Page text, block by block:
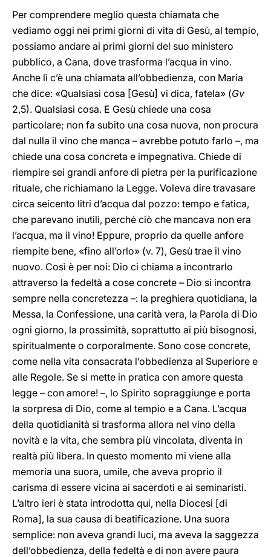
Per comprendere meglio questa chiamata che
vediamo oggi nei primi giorni di vita di Gesù, al tempio,
possiamo andare ai primi giorni del suo ministero
pubblico, a Cana, dove trasforma l’acqua in vino.
Anche lì c’è una chiamata all’obbedienza, con Maria
che dice: «Qualsiasi cosa [Gesù] vi dica, fatela» (Gv
2,5). Qualsiasi cosa. E Gesù chiede una cosa
particolare; non fa subito una cosa nuova, non procura
dal nulla il vino che manca – avrebbe potuto farlo –, ma
chiede una cosa concreta e impegnativa. Chiede di
riempire sei grandi anfore di pietra per la purificazione
rituale, che richiamano la Legge. Voleva dire travasare
circa seicento litri d’acqua dal pozzo: tempo e fatica,
che parevano inutili, perché ciò che mancava non era
l’acqua, ma il vino! Eppure, proprio da quelle anfore
riempite bene, «fino all’orlo» (v. 7), Gesù trae il vino
nuovo. Così è per noi: Dio ci chiama a incontrarlo
attraverso la fedeltà a cose concrete – Dio si incontra
sempre nella concretezza –: la preghiera quotidiana, la
Messa, la Confessione, una carità vera, la Parola di Dio
ogni giorno, la prossimità, soprattutto ai più bisognosi,
spiritualmente o corporalmente. Sono cose concrete,
come nella vita consacrata l’obbedienza al Superiore e
alle Regole. Se si mette in pratica con amore questa
legge – con amore! –, lo Spirito sopraggiunge e porta
la sorpresa di Dio, come al tempio e a Cana. L’acqua
della quotidianità si trasforma allora nel vino della
novità e la vita, che sembra più vincolata, diventa in
realtà più libera. In questo momento mi viene alla
memoria una suora, umile, che aveva proprio il
carisma di essere vicina ai sacerdoti e ai seminaristi.
L’altro ieri è stata introdotta qui, nella Diocesi [di
Roma], la sua causa di beatificazione. Una suora
semplice: non aveva grandi luci, ma aveva la saggezza
dell’obbedienza, della fedeltà e di non avere paura